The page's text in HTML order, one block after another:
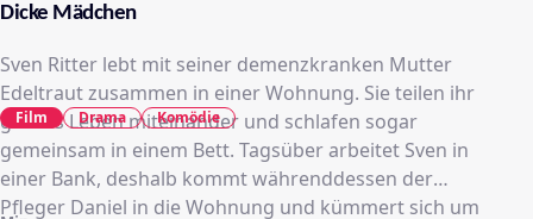
Dicke Mädchen
Sven Ritter lebt mit seiner demenzkranken Mutter
Edeltraut zusammen in einer Wohnung. Sie teilen ihr
ganzes Leben miteinander und schlafen sogar
gemeinsam in einem Bett. Tagsüber arbeitet Sven in
einer Bank, deshalb kommt währenddessen der
Pfleger Daniel in die Wohnung und kümmert sich um
Film Drama Komödie